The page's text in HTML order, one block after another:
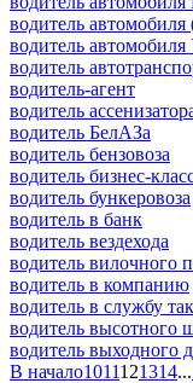
водитель автомобиля
водитель
водитель
водитель-агент
водитель
водитель БелАЗа
водитель бензовоза
водитель бизнес-
водитель бункеровоза
водитель в банк
водитель вездехода
водитель вилочного
водитель в компанию
водитель в службу
водитель высотного
водитель выходного
В начало1011121314...